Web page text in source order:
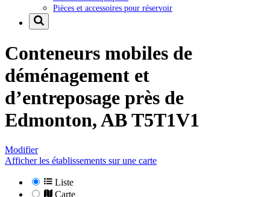
Pièces et accessoires pour réservoir
Conteneurs mobiles de
déménagement et
d’entreposage près de
Edmonton, AB T5T1V1
Modifier
Afficher les établissements sur une carte
Liste
Carte